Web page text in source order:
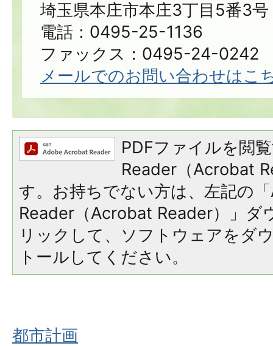
埼玉県本庄市本庄3丁目5番3号
電話：0495-25-1136
ファックス：0495-24-0242
メールでのお問い合わせはこ
PDFファイルを閲
Reader（Acrobat
す。お持ちでない方は、左記の
Reader（Acrobat Reader）」ダ
リックして、ソフトウェアをダ
トールしてください。
都市計画